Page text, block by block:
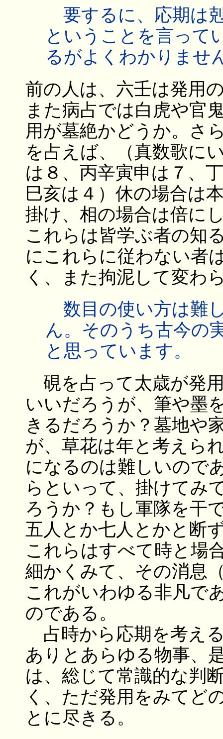
要するに、応期は
ということを言って
るがよくわかりませ
前の人は、六壬は発用
また病占では白虎や官
用が墓絶かどうか。さ
を占えば、（真数歌に
は８、丙辛寅申は７、
巳亥は４）休の場合は
掛け、相の場合は倍に
これらは皆学ぶ者の知
にこれらに従わない者
く、また拘泥して変わ
数目の使い方は難
ん。そのうち古今の
と思っています。
硯を占って太歳が発
いいだろうが、筆や墨
きるだろうか？墓地や
が、草花は年と考えら
になるのは難しいので
らといって、掛けてみ
ろうか？もし軍隊を干
五人とか七人とかと断
これらはすべて時と場
細かくみて、その消息
これがいわゆる非凡で
のである。
占時から応期を考え
ありとあらゆる物事、
は、総じて常識的な判
く、ただ発用をみてど
とに尽きる。